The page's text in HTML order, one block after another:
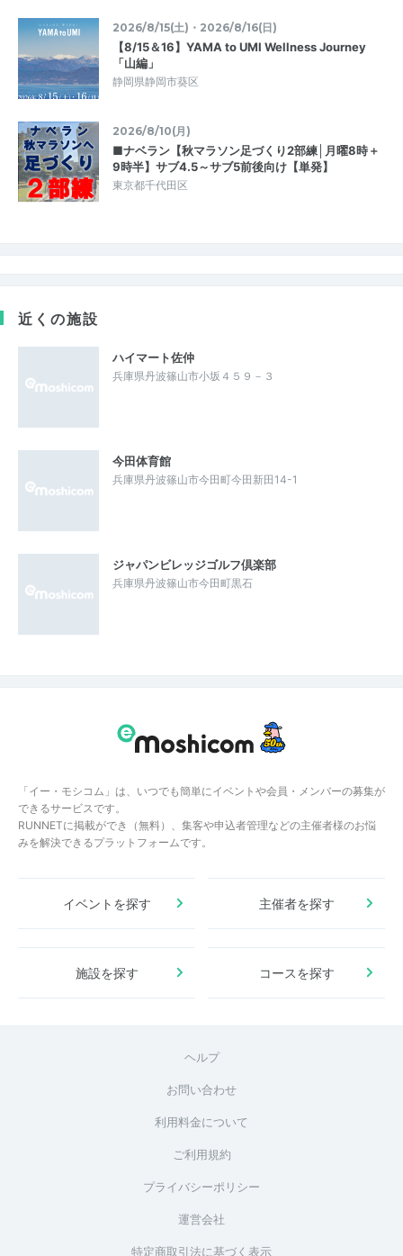
2026/8/15(土)・2026/8/16(日)
【8/15＆16】YAMA to UMI Wellness Journey
「山編」
静岡県静岡市葵区
2026/8/10(月)
■ナベラン【秋マラソン足づくり2部練│月曜8時＋
9時半】サブ4.5～サブ5前後向け【単発】
東京都千代田区
近くの施設
ハイマート佐仲
兵庫県丹波篠山市小坂４５９－３
今田体育館
兵庫県丹波篠山市今田町今田新田14-1
ジャパンビレッジゴルフ倶楽部
兵庫県丹波篠山市今田町黒石
「イー・モシコム」は、いつでも簡単にイベントや会員・メンバーの募集が
できるサービスです。
RUNNETに掲載ができ（無料）、集客や申込者管理などの主催者様のお悩
みを解決できるプラットフォームです。
イベントを探す 主催者を探す
施設を探す コースを探す
ヘルプ
お問い合わせ
利用料金について
ご利用規約
プライバシーポリシー
運営会社
特定商取引法に基づく表示